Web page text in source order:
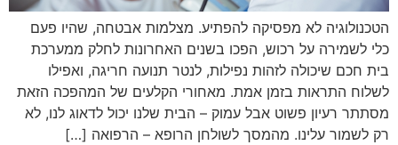
הטכנולוגיה לא מפסיקה להפתיע. מצלמות אבטחה, שהיו פעם
כלי לשמירה על רכוש, הפכו בשנים האחרונות לחלק ממערכת
בית חכם שיכולה לזהות נפילות, לנטר תנועה חריגה, ואפילו
לשלוח התראות בזמן אמת. מאחורי הקלעים של המהפכה הזאת
מסתתר רעיון פשוט אבל עמוק – הבית שלנו יכול לדאוג לנו, לא
רק לשמור עלינו. מהמסך לשולחן הרופא – הרפואה […]